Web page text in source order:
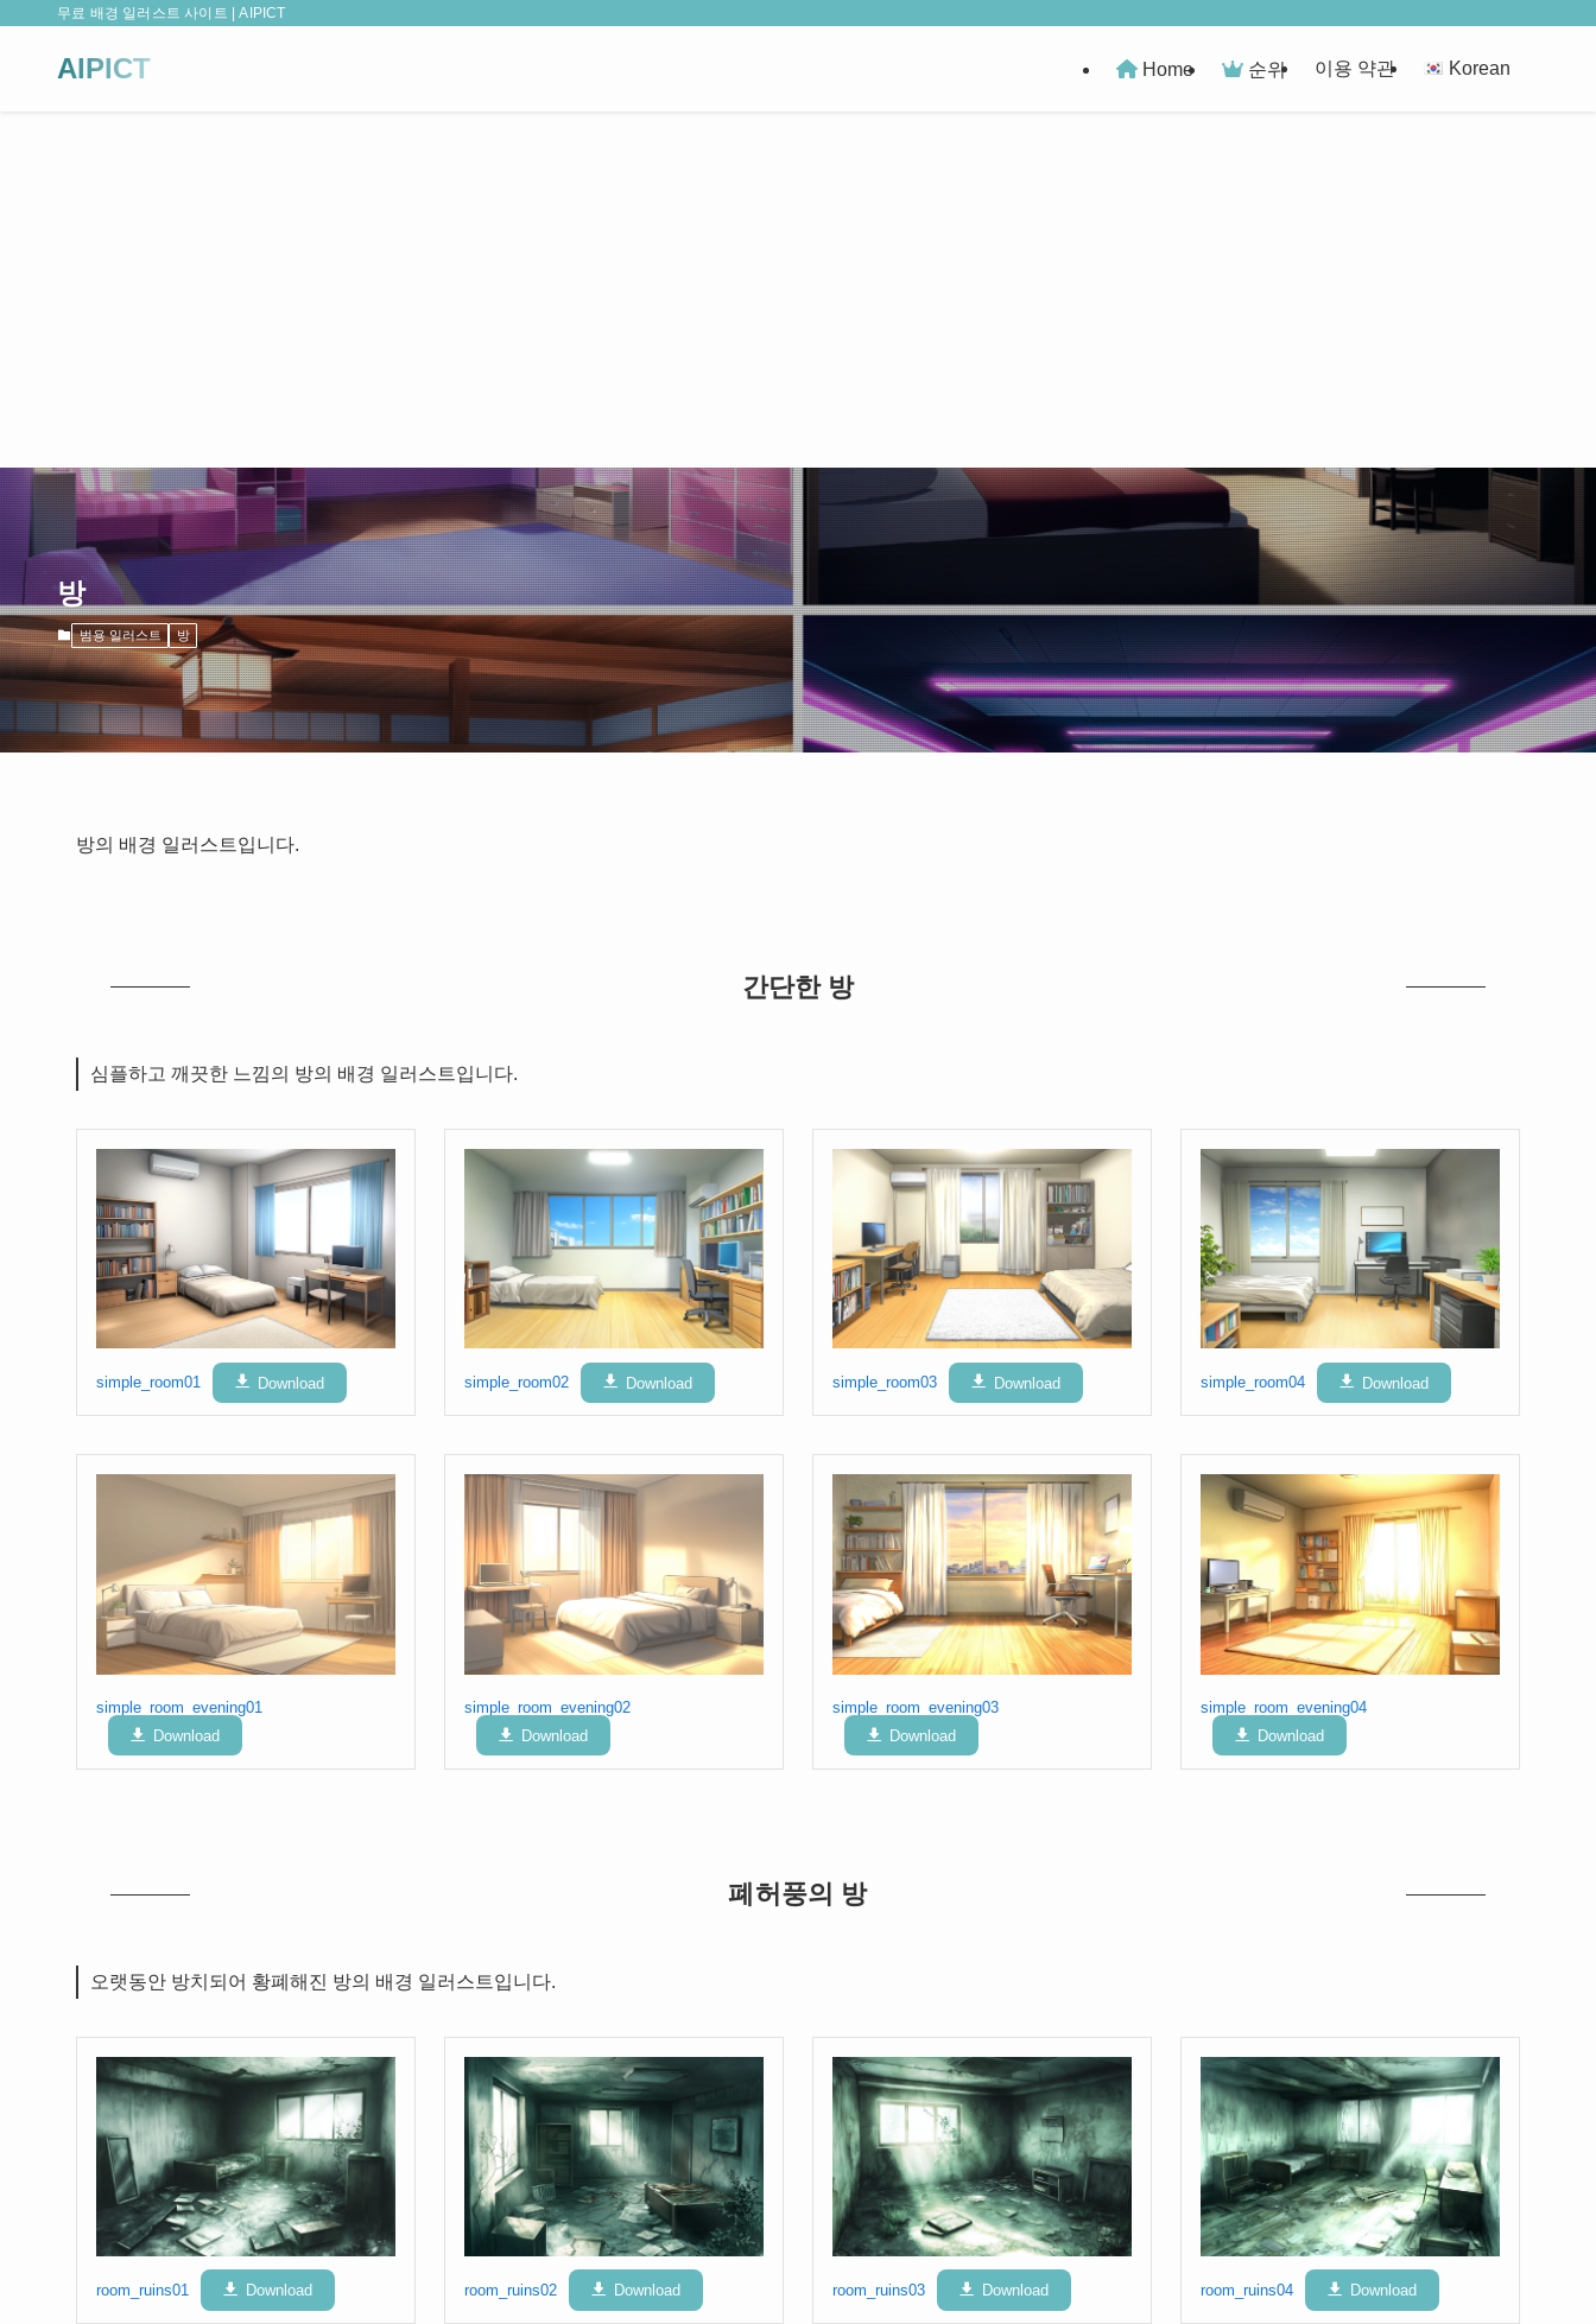
무료 배경 일러스트 사이트 | AIPICT
AIPICT Home 순위 이용 약관 Korean
방
범용 일러스트 방
방의 배경 일러스트입니다.
간단한 방
심플하고 깨끗한 느낌의 방의 배경 일러스트입니다.
simple_room01 Download simple_room02 Download simple_room03 Download simple_room04 Download
simple_room_evening01
Download
simple_room_evening02
Download
simple_room_evening03
Download
simple_room_evening04
Download
폐허풍의 방
오랫동안 방치되어 황폐해진 방의 배경 일러스트입니다.
room_ruins01 Download room_ruins02 Download room_ruins03 Download room_ruins04 Download